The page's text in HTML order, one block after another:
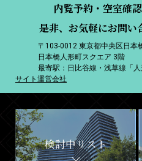
内覧予約・空室確
是非、お気軽にお問い
〒103-0012 東京都中央区日本
日本橋人形町スクエア 3階
最寄駅：日比谷線・浅草線「
サイト運営会社
検討中リスト